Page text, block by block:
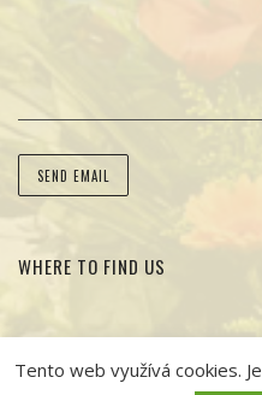
WHERE TO FIND US
Tento web využívá cookies.